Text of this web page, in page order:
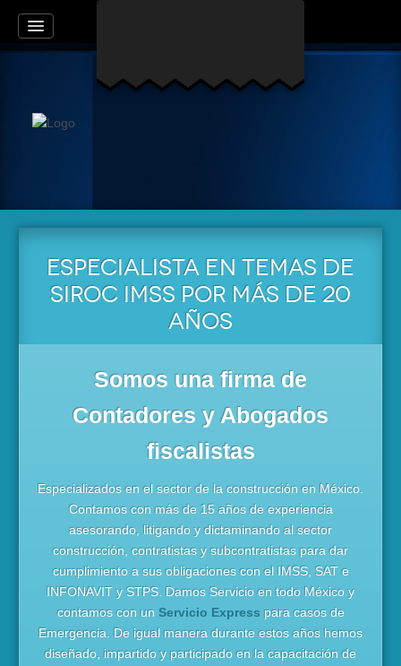
ESPECIALISTA EN TEMAS DE
SIROC IMSS POR MÁS DE 20
AÑOS
Somos una firma de
Contadores y Abogados
fiscalistas
Especializados en el sector de la construcción en México.
Contamos con más de 15 años de experiencia
asesorando, litigando y dictaminando al sector
construcción, contratistas y subcontratistas para dar
cumplimiento a sus obligaciones con el IMSS, SAT e
INFONAVIT y STPS. Damos Servicio en todo México y
contamos con un Servicio Express para casos de
Emergencia. De igual manera durante estos años hemos
diseñado, impartido y participado en la capacitación de